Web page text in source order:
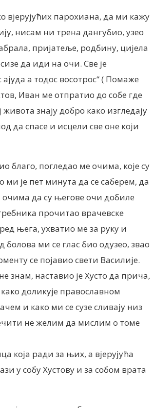
вјерујућих парохиана, да ми кажу
нисам ни трена дангубио, узео
пријатеље, родбину, цијела
да иди на очи. Све је
а тодос восотрос“ ( Помаже
Иван ме отпратио до собе где
знају добро како изгледају
да спасе и исцели све оне који
благо, погледао ме очима, које су
ми је пет минута да се саберем, да
да су његове очи добиле
прочитaо врачевске
њега, ухватио ме за руку и
ми се глас био одузео, звао
се појавио свети Василије.
знам, наставио је Хусто да прича,
доликује православном
и како ми се сузе сливају низ
не желим да мислим о томе
која ради за њих, а вјерујућа
у собу Хустову и за собом врата